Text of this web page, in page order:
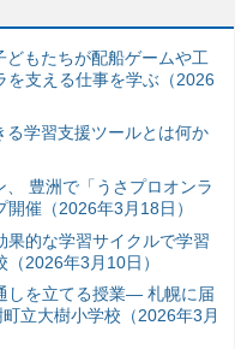
もたちが配船ゲームや工
を支える仕事を学ぶ（2026
る学習支援ツールとは何か
豊洲で「うさプロオンラ
催（2026年3月18日）
果的な学習サイクルで学習
2026年3月10日）
しを立てる授業— 札幌に届
立大樹小学校（2026年3月